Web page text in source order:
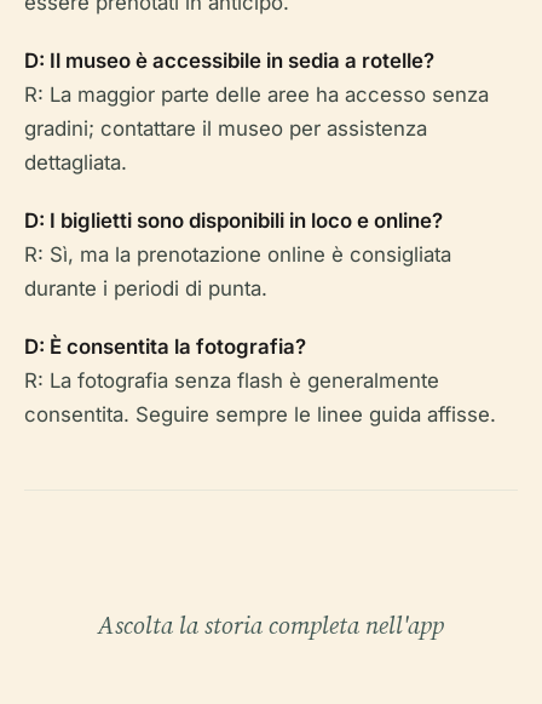
D: Il museo è accessibile in sedia a rotelle?
R: La maggior parte delle aree ha accesso senza
gradini; contattare il museo per assistenza
dettagliata.
D: I biglietti sono disponibili in loco e online?
R: Sì, ma la prenotazione online è consigliata
durante i periodi di punta.
D: È consentita la fotografia?
R: La fotografia senza flash è generalmente
consentita. Seguire sempre le linee guida affisse.
Ascolta la storia completa nell'app